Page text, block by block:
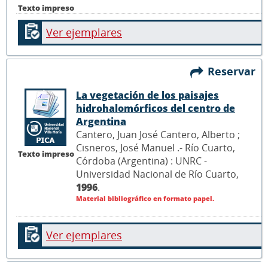
Texto impreso
Ver ejemplares
Reservar
Texto impreso
La vegetación de los paisajes
hidrohalomórficos del centro de
Argentina
Cantero, Juan José Cantero, Alberto ;
Cisneros, José Manuel .- Río Cuarto,
Córdoba (Argentina) : UNRC -
Universidad Nacional de Río Cuarto,
1996.
Material bibliográfico en formato papel.
Ver ejemplares